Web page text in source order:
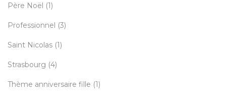
Père Noël (1)
Professionnel (3)
Saint Nicolas (1)
Strasbourg (4)
Thème anniversaire fille (1)